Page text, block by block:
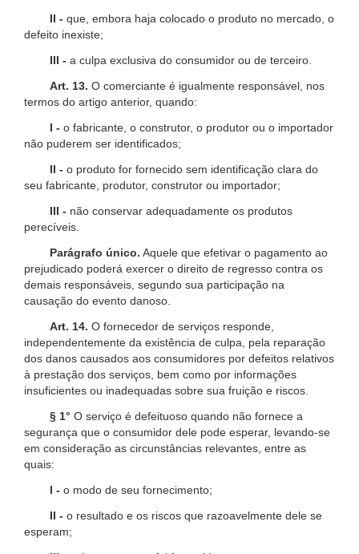
II - que, embora haja colocado o produto no mercado, o
defeito inexiste;
III - a culpa exclusiva do consumidor ou de terceiro.
Art. 13. O comerciante é igualmente responsável, nos
termos do artigo anterior, quando:
I - o fabricante, o construtor, o produtor ou o importador
não puderem ser identificados;
II - o produto for fornecido sem identificação clara do
seu fabricante, produtor, construtor ou importador;
III - não conservar adequadamente os produtos
perecíveis.
Parágrafo único. Aquele que efetivar o pagamento ao
prejudicado poderá exercer o direito de regresso contra os
demais responsáveis, segundo sua participação na
causação do evento danoso.
Art. 14. O fornecedor de serviços responde,
independentemente da existência de culpa, pela reparação
dos danos causados aos consumidores por defeitos relativos
à prestação dos serviços, bem como por informações
insuficientes ou inadequadas sobre sua fruição e riscos.
§ 1° O serviço é defeituoso quando não fornece a
segurança que o consumidor dele pode esperar, levando-se
em consideração as circunstâncias relevantes, entre as
quais:
I - o modo de seu fornecimento;
II - o resultado e os riscos que razoavelmente dele se
esperam;